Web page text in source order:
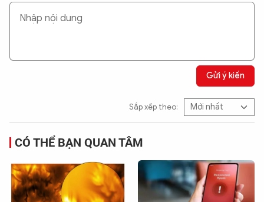
Gửi ý kiến
Sắp xếp theo:
CÓ THỂ BẠN QUAN TÂM